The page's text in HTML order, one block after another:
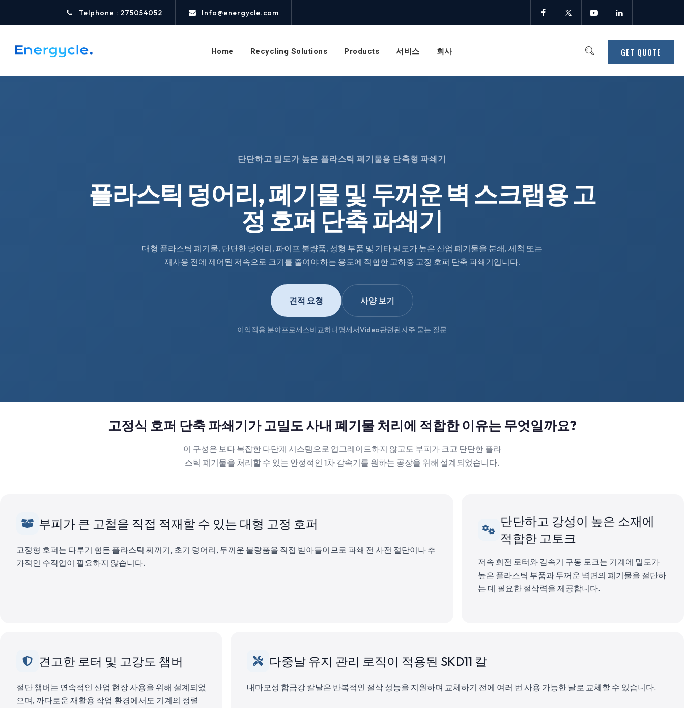
Telphone : 275054052 Info@energycle.com
GET QUOTE
Home Recycling Solutions Products 서비스 회사
단단하고 밀도가 높은 플라스틱 폐기물용 단축형 파쇄기
플라스틱 덩어리, 폐기물 및 두꺼운 벽 스크랩용 고
정 호퍼 단축 파쇄기
대형 플라스틱 폐기물, 단단한 덩어리, 파이프 불량품, 성형 부품 및 기타 밀도가 높은 산업 폐기물을 분쇄, 세척 또는
재사용 전에 제어된 저속으로 크기를 줄여야 하는 용도에 적합한 고하중 고정 호퍼 단축 파쇄기입니다.
견적 요청 사양 보기
이익적용 분야프로세스비교하다명세서Video관련된자주 묻는 질문
고정식 호퍼 단축 파쇄기가 고밀도 사내 폐기물 처리에 적합한 이유는 무엇일까요?
이 구성은 보다 복잡한 다단계 시스템으로 업그레이드하지 않고도 부피가 크고 단단한 플라
스틱 폐기물을 처리할 수 있는 안정적인 1차 감속기를 원하는 공장을 위해 설계되었습니다.
부피가 큰 고철을 직접 적재할 수 있는 대형 고정 호퍼
고정형 호퍼는 다루기 힘든 플라스틱 찌꺼기, 초기 덩어리, 두꺼운 불량품을 직접 받아들이므로 파쇄 전 사전 절단이나 추
가적인 수작업이 필요하지 않습니다.
단단하고 강성이 높은 소재에
적합한 고토크
저속 회전 로터와 감속기 구동 토크는 기계에 밀도가
높은 플라스틱 부품과 두꺼운 벽면의 폐기물을 절단하
는 데 필요한 절삭력을 제공합니다.
견고한 로터 및 고강도 챔버
절단 챔버는 연속적인 산업 현장 사용을 위해 설계되었
으며, 까다로운 재활용 작업 환경에서도 기계의 정렬
다중날 유지 관리 로직이 적용된 SKD11 칼
내마모성 합금강 칼날은 반복적인 절삭 성능을 지원하며 교체하기 전에 여러 번 사용 가능한 날로 교체할 수 있습니다.